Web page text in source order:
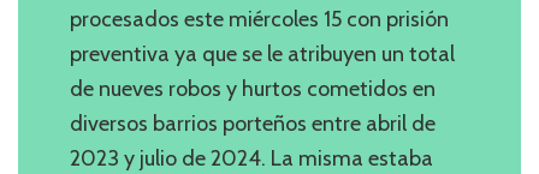
procesados este miércoles 15 con prisión
preventiva ya que se le atribuyen un total
de nueves robos y hurtos cometidos en
diversos barrios porteños entre abril de
2023 y julio de 2024. La misma estaba